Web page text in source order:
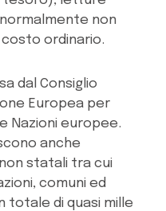
non
ordinario.
dal Consiglio
Europea per
Nazioni europee.
anche
statali tra cui
comuni ed
totale di quasi mille